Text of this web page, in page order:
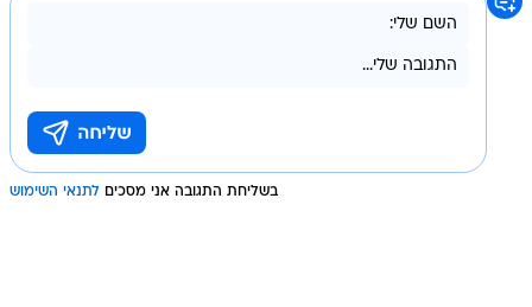
בשליחת התגובה אני מסכים לתנאי השימוש